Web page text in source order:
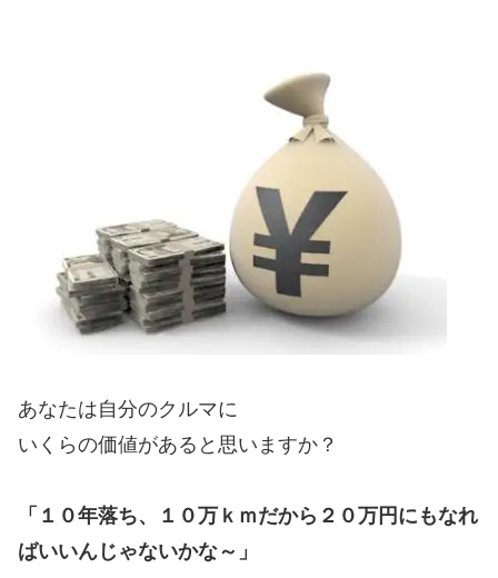
あなたは自分のクルマに
いくらの価値があると思いますか？
「１０年落ち、１０万ｋｍだから２０万円にもなれ
ばいいんじゃないかな～」